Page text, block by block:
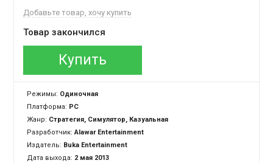
Добавьте товар, хочу купить
Товар закончился
Купить
Режимы: Одиночная
Платформа: PC
Жанр: Стратегия, Симулятор, Казуальная
Разработчик:Alawar Entertainment
Издатель: Buka Entertainment
Дата выхода: 2 мая 2013